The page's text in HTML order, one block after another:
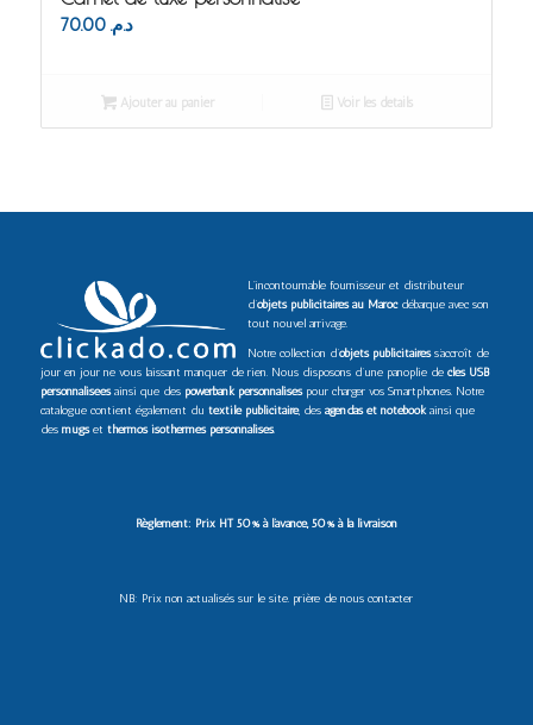
د.م. 70.00
Ajouter au panier Voir les détails
L’incontournable fournisseur et distributeur
d’objets publicitaires au Marocdébarque avec son
tout nouvel arrivage.
Notre collection d’objets publicitairess’accroît de
jour en jour ne vous laissant manquer de rien. Nous disposons d’une panoplie de clés USB
personnaliséesainsi que des powerbank personnaliséspour charger vos Smartphones. Notre
catalogue contient également du textile publicitaire, des agendas et notebookainsi que
des mugset thermos isothermes personnalisés.
Règlement: Prix HT 50% à l’avance, 50% à la livraison
NB: Prix non actualisés sur le site. prière de nous contacter